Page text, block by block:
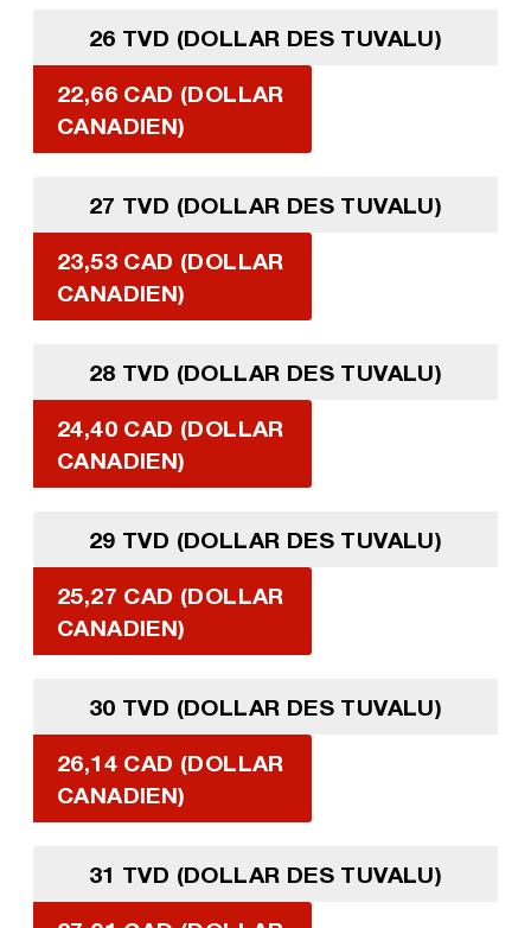
26 TVD (DOLLAR DES TUVALU)
22,66 CAD (DOLLAR
CANADIEN)
27 TVD (DOLLAR DES TUVALU)
23,53 CAD (DOLLAR
CANADIEN)
28 TVD (DOLLAR DES TUVALU)
24,40 CAD (DOLLAR
CANADIEN)
29 TVD (DOLLAR DES TUVALU)
25,27 CAD (DOLLAR
CANADIEN)
30 TVD (DOLLAR DES TUVALU)
26,14 CAD (DOLLAR
CANADIEN)
31 TVD (DOLLAR DES TUVALU)